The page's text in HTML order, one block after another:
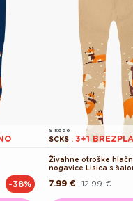
-38%
S kodo
SCKS : 3+1
Živahne otroške
nogavice Lisica s
Redna 12.99 €
Akcijska
7.99 €